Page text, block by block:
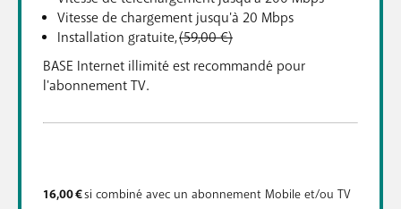
Vitesse de chargement jusqu'à 20 Mbps
Installation gratuite,(59,00 €)
BASE Internet illimité est recommandé pour
l'abonnement TV.
16,00€si combiné avec un abonnement Mobile et/ou TV